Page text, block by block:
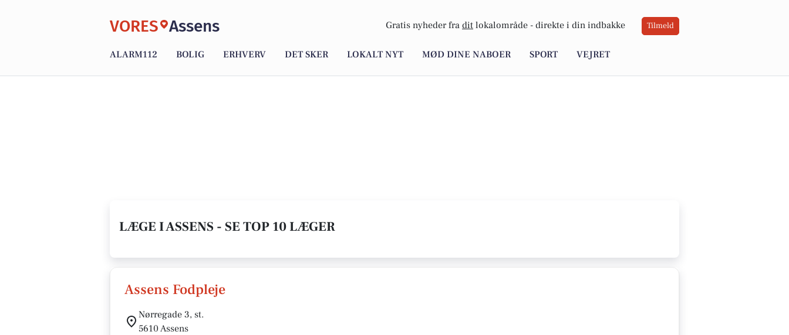
VORES Assens Gratis nyheder fra dit lokalområde - direkte i din indbakke Tilmeld
ALARM112 BOLIG ERHVERV DET SKER LOKALT NYT MØD DINE NABOER SPORT VEJRET
LÆGE I ASSENS - SE TOP 10 LÆGER
Assens Fodpleje
Nørregade 3, st.
5610 Assens